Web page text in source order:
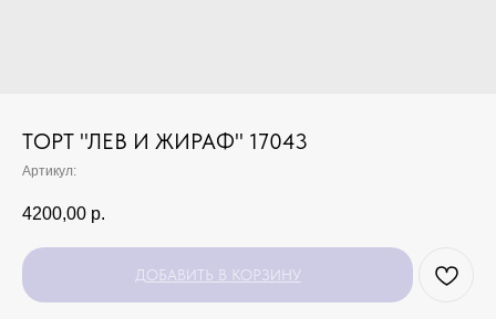
ТОРТ "ЛЕВ И ЖИРАФ" 17043
Артикул:
4200,00 р.
ДОБАВИТЬ В КОРЗИНУ